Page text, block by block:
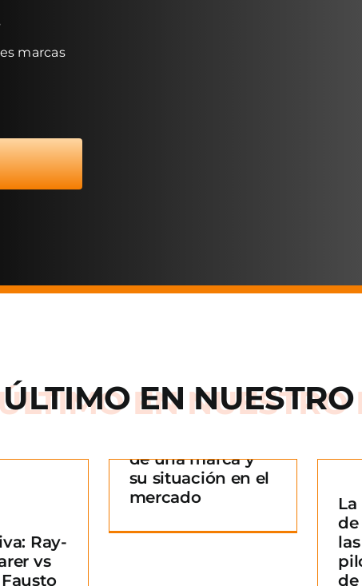
marcas
EN
Ray-
vs
de una marca y
su situación en el
mercado
La Historia detrás
de Ray-Ban: De las
La
de